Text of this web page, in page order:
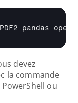
pandas
devez
la commande
ou